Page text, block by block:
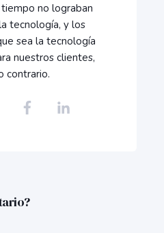
no lograban
tecnología, y los
sea la tecnología
nuestros clientes,
contrario.